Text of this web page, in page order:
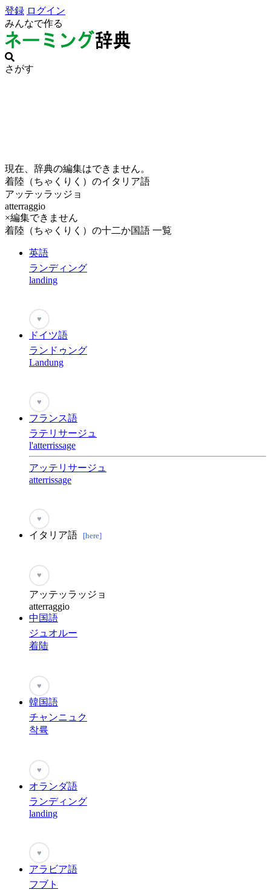
登録 ログイン
みんなで作る
さがす
現在、辞典の編集はできません。
着陸（ちゃくりく）のイタリア語
アッテッラッジョ
atterraggio
×編集できません
着陸（ちゃくりく）の十二か国語 一覧
英語
ランディング
landing
♥
ドイツ語
ランドゥング
Landung
♥
フランス語
ラテリサージュ
l'atterrissage
アッテリサージュ
atterrissage
♥
イタリア語 [here]
♥
アッテッラッジョ
atterraggio
中国語
ジュオルー
着陆
♥
韓国語
チャンニュク
착륙
♥
オランダ語
ランディング
landing
♥
アラビア語
フブト